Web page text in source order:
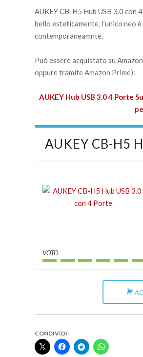
AUKEY CB-H5 Hub USB 3.0
bello esteticamente, l’unico neo
contemporaneamnte.
Può essere acquistato su
oppure tramite Amazon Prime):
AUKEY Hub USB 3.0 4 Porte
AUKEY CB-H5
VOTO
CONDIVIDI: